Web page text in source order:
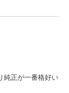
純正が一番格好い